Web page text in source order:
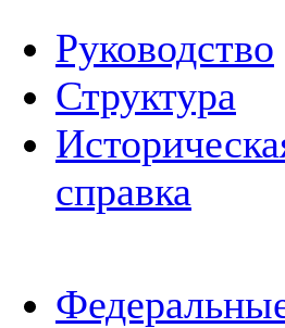
Руководство
Структура
справка